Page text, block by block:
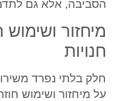
הסביבה, אלא גם
מיחזור
חנויות
חלק בלתי נפרד
על מיחזור ושימוש